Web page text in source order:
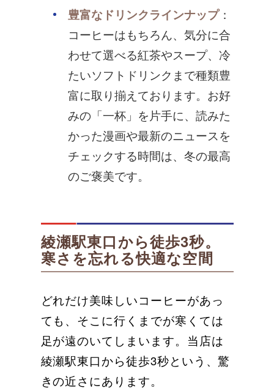
豊富なドリンクラインナップ：
コーヒーはもちろん、気分に合
わせて選べる紅茶やスープ、冷
たいソフトドリンクまで種類豊
富に取り揃えております。お好
みの「一杯」を片手に、読みた
かった漫画や最新のニュースを
チェックする時間は、冬の最高
のご褒美です。
綾瀬駅東口から徒歩3秒。
寒さを忘れる快適な空間
どれだけ美味しいコーヒーがあっ
ても、そこに行くまでが寒くては
足が遠のいてしまいます。当店は
綾瀬駅東口から徒歩3秒という、驚
きの近さにあります。